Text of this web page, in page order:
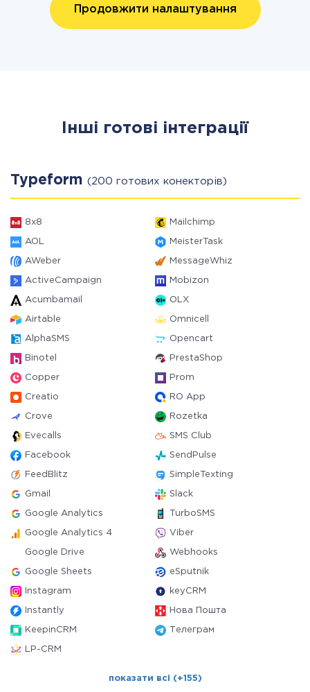
Продовжити налаштування
Інші готові інтеграції
Typeform (200 готових конекторів)
8x8 Mailchimp
AOL MeisterTask
AWeber MessageWhiz
ActiveCampaign Mobizon
Acumbamail OLX
Airtable Omnicell
AlphaSMS Opencart
Binotel PrestaShop
Copper Prom
Creatio RO App
Crove Rozetka
Evecalls SMS Club
Facebook SendPulse
FeedBlitz SimpleTexting
Gmail Slack
Google Analytics TurboSMS
Google Analytics 4 Viber
Google Drive Webhooks
Google Sheets eSputnik
Instagram keyCRM
Instantly Нова Пошта
KeepinCRM Телеграм
LP-CRM
показати всі (+155)